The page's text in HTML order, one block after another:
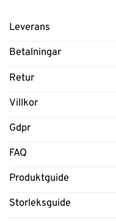
Leverans
Betalningar
Retur
Villkor
Gdpr
FAQ
Produktguide
Storleksguide